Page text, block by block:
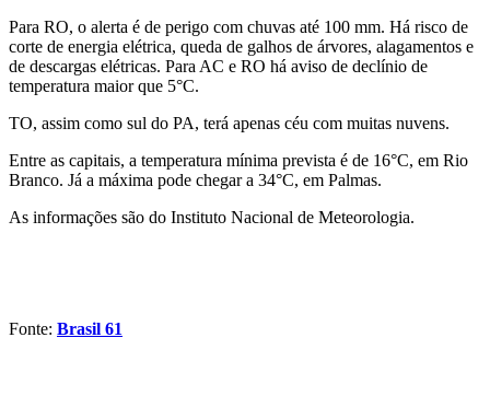
Para RO, o alerta é de perigo com chuvas até 100 mm. Há risco de
corte de energia elétrica, queda de galhos de árvores, alagamentos e
de descargas elétricas. Para AC e RO há aviso de declínio de
temperatura maior que 5°C.
TO, assim como sul do PA, terá apenas céu com muitas nuvens.
Entre as capitais, a temperatura mínima prevista é de 16°C, em Rio
Branco. Já a máxima pode chegar a 34°C, em Palmas.
As informações são do Instituto Nacional de Meteorologia.
Fonte: Brasil 61